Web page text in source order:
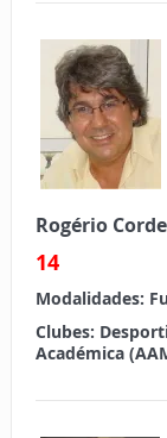
Rogério
14
Modalidades:
Clubes:
Académica